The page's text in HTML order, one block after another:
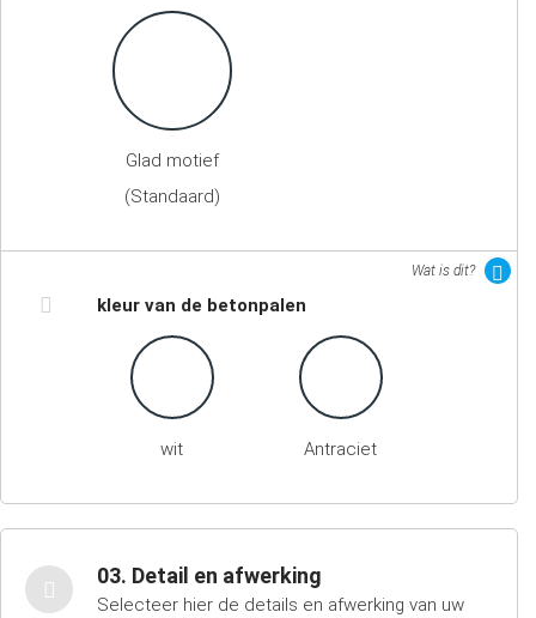
Glad motief
(Standaard)
Wat is dit?
kleur van de betonpalen
wit Antraciet
03. Detail en afwerking
Selecteer hier de details en afwerking van uw